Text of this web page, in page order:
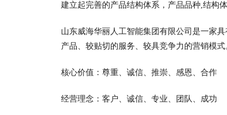
建立起完善的产品结构体系，产品品种,结构
山东威海华丽人工智能集团有限公司是一家
产品、较贴切的服务、较具竞争力的营销模式
核心价值：尊重、诚信、推崇、感恩、合作
经营理念：客户、诚信、专业、团队、成功